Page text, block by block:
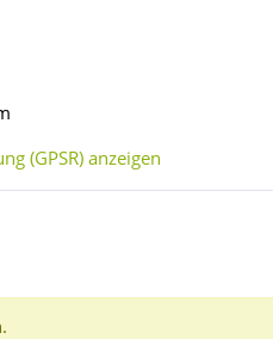
(GPSR) anzeigen